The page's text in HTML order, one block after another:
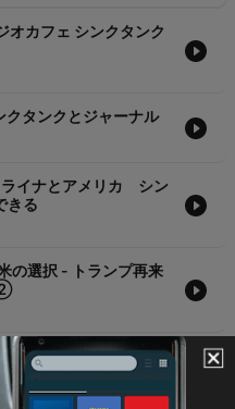
カフェ シンクタンク
タンクとジャーナル
イナとアメリカ シン
きる
選択 - トランプ再来
②
episódios